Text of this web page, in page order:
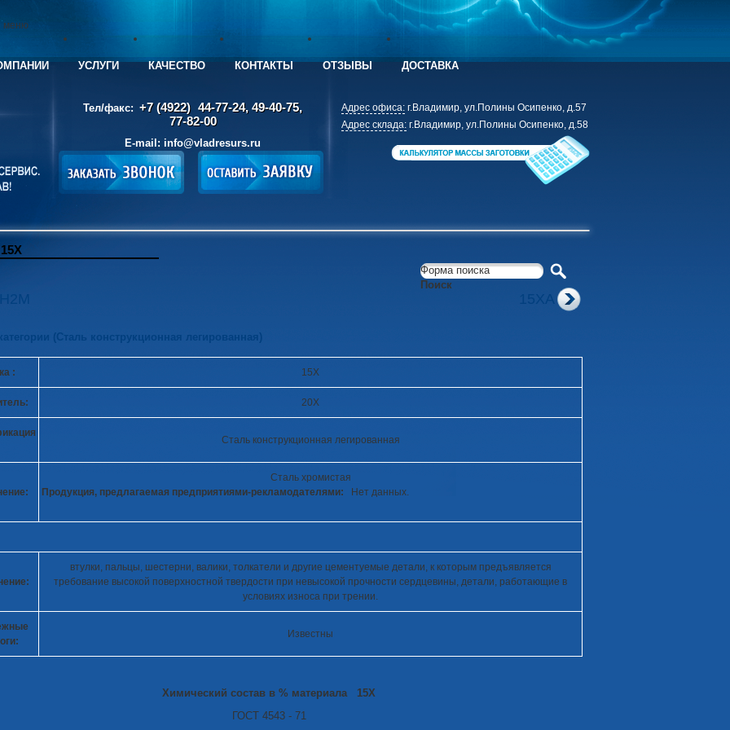
меню
УСЛУГИ КАЧЕСТВО КОНТАКТЫ ОТЗЫВЫ ДОСТАВКА
Тел/факс: +7 (4922) 44-77-24, 49-40-75,
77-82-00
E-mail: info@vladresurs.ru
Адрес офиса: г.Владимир, ул.Полины Осипенко, д.57
Адрес склада: г.Владимир, ул.Полины Осипенко, д.58
Форма поиска
Поиск
15ХА
(Сталь конструкционная легированная)
: 15Х
20Х
Сталь конструкционная легированная
Сталь хромистая
Продукция, предлагаемая предприятиями-рекламодателями:
Нет данных.
втулки, пальцы, шестерни, валики, толкатели и другие цементуемые детали, к которым предъявляется
требование высокой поверхностной твердости при невысокой прочности сердцевины, детали, работающие в
условиях износа при трении.
Известны
Химический состав в % материала 15Х
ГОСТ 4543 - 71